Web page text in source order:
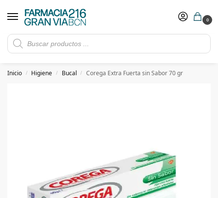
0
Rebajas de verano hasta -30%
​ 5€ de descuento con el cupón 5GRANVIA (compras superiores a 150€)
Inicio / Higiene / Bucal / Corega Extra Fuerta sin Sabor 70 gr